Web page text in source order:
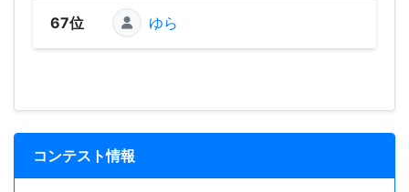
67位 ゆら
コンテスト情報